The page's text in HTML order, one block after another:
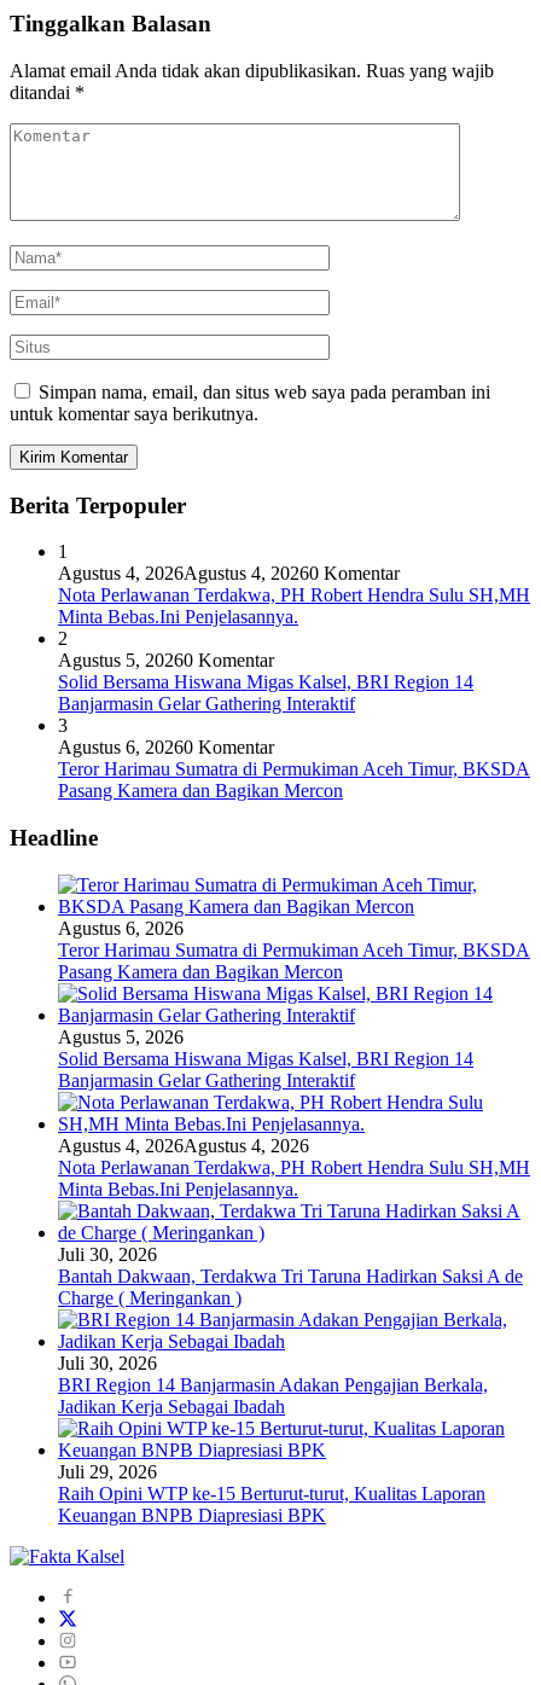
Tinggalkan Balasan
Alamat email Anda tidak akan dipublikasikan. Ruas yang wajib
ditandai *
Simpan nama, email, dan situs web saya pada peramban ini
untuk komentar saya berikutnya.
Berita Terpopuler
1
Agustus 4, 2026Agustus 4, 20260 Komentar
Nota Perlawanan Terdakwa, PH Robert Hendra Sulu SH,MH
Minta Bebas.Ini Penjelasannya.
2
Agustus 5, 20260 Komentar
Solid Bersama Hiswana Migas Kalsel, BRI Region 14
Banjarmasin Gelar Gathering Interaktif
3
Agustus 6, 20260 Komentar
Teror Harimau Sumatra di Permukiman Aceh Timur, BKSDA
Pasang Kamera dan Bagikan Mercon
Headline
Agustus 6, 2026
Teror Harimau Sumatra di Permukiman Aceh Timur, BKSDA
Pasang Kamera dan Bagikan Mercon
Agustus 5, 2026
Solid Bersama Hiswana Migas Kalsel, BRI Region 14
Banjarmasin Gelar Gathering Interaktif
Agustus 4, 2026Agustus 4, 2026
Nota Perlawanan Terdakwa, PH Robert Hendra Sulu SH,MH
Minta Bebas.Ini Penjelasannya.
Juli 30, 2026
Bantah Dakwaan, Terdakwa Tri Taruna Hadirkan Saksi A de
Charge ( Meringankan )
Juli 30, 2026
BRI Region 14 Banjarmasin Adakan Pengajian Berkala,
Jadikan Kerja Sebagai Ibadah
Juli 29, 2026
Raih Opini WTP ke-15 Berturut-turut, Kualitas Laporan
Keuangan BNPB Diapresiasi BPK